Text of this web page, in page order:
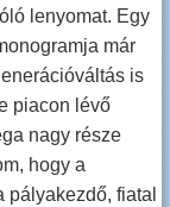
lenyomat. Egy
már
is
piacon lévő
nagy része
hogy a
pályakezdő, fiatal